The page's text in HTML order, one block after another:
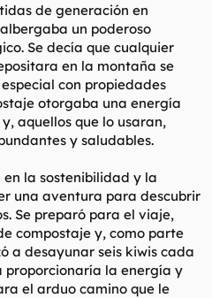
de generación en
un poderoso
Se decía que cualquier
en la montaña se
con propiedades
otorgaba una energía
aquellos que lo usaran,
y saludables.
la sostenibilidad y la
una aventura para descubrir
Se preparó para el viaje,
compostaje y, como parte
a desayunar seis kiwis cada
proporcionaría la energía y
el arduo camino que le